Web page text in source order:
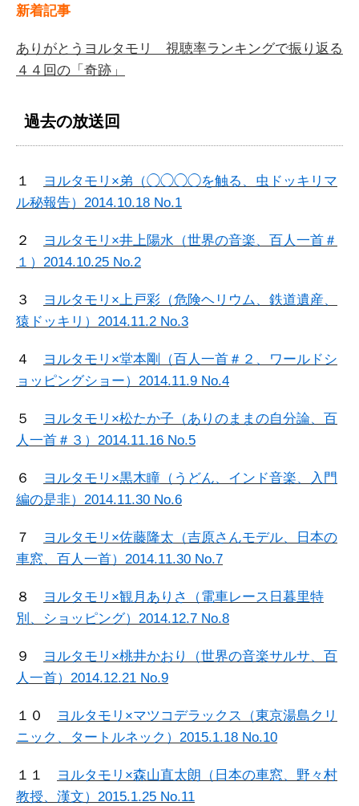
新着記事
ありがとうヨルタモリ 視聴率ランキングで振り返る
４４回の「奇跡」
過去の放送回
１
ヨルタモリ×弟（◯◯◯◯を触る、虫ドッキリマ
ル秘報告）2014.10.18 No.1
２
ヨルタモリ×井上陽水（世界の音楽、百人一首＃
１）2014.10.25 No.2
３
ヨルタモリ×上戸彩（危険ヘリウム、鉄道遺産、
猿ドッキリ）2014.11.2 No.3
４
ヨルタモリ×堂本剛（百人一首＃２、ワールドシ
ョッピングショー）2014.11.9 No.4
５
ヨルタモリ×松たか子（ありのままの自分論、百
人一首＃３）2014.11.16 No.5
６
ヨルタモリ×黒木瞳（うどん、インド音楽、入門
編の是非）2014.11.30 No.6
７
ヨルタモリ×佐藤隆太（吉原さんモデル、日本の
車窓、百人一首）2014.11.30 No.7
８
ヨルタモリ×観月ありさ（電車レース日暮里特
別、ショッピング）2014.12.7 No.8
９
ヨルタモリ×桃井かおり（世界の音楽サルサ、百
人一首）2014.12.21 No.9
１０
ヨルタモリ×マツコデラックス（東京湯島クリ
ニック、タートルネック）2015.1.18 No.10
１１
ヨルタモリ×森山直太朗（日本の車窓、野々村
教授、漢文）2015.1.25 No.11